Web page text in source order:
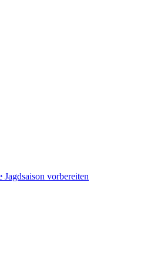
vorbereiten